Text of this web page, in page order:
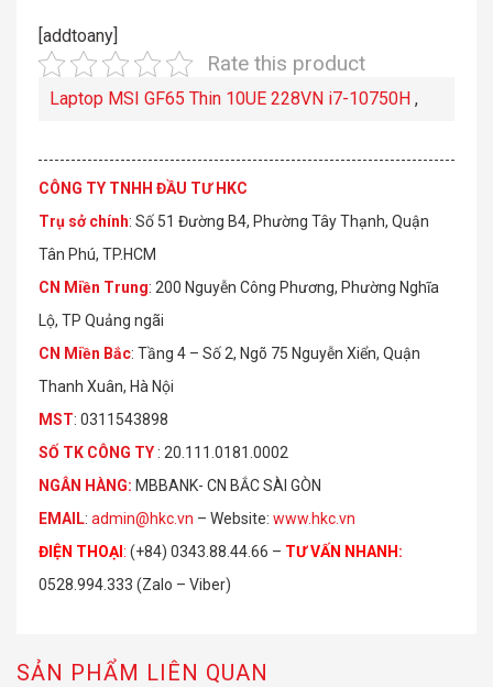
[addtoany]
Rate this product
Laptop MSI GF65 Thin 10UE 228VN i7-10750H ,
CÔNG TY TNHH ĐẦU TƯ HKC
Trụ sở chính: Số 51 Đường B4, Phường Tây Thạnh, Quận
Tân Phú, TP.HCM
CN Miền Trung: 200 Nguyễn Công Phương, Phường Nghĩa
Lộ, TP Quảng ngãi
CN Miền Bắc: Tầng 4 – Số 2, Ngõ 75 Nguyễn Xiển, Quận
Thanh Xuân, Hà Nội
MST: 0311543898
SỐ TK CÔ NG TY : 20.111.0181.0002
NGÂN HÀNG: MBBANK- CN BẮC SÀI GÒN
EMAIL: admin@hkc.vn – Website: www.hkc.vn
ĐIỆN THOẠI : (+84) 0343.88.44.66 – TƯ VẤN NHANH :
0528.994.333 (Zalo – Viber)
SẢN PHẨM LIÊN QUAN